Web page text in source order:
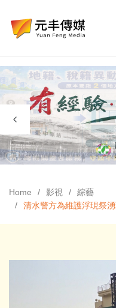
Home 影視
綜藝
清水警方為維護浮現祭